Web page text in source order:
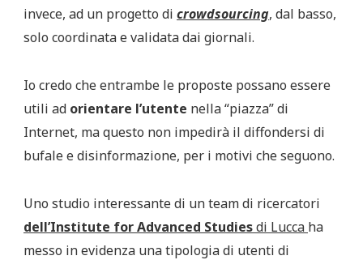
invece, ad un progetto di crowdsourcing, dal basso,
solo coordinata e validata dai giornali.
Io credo che entrambe le proposte possano essere
utili ad orientare l’utente nella “piazza” di
Internet, ma questo non impedirà il diffondersi di
bufale e disinformazione, per i motivi che seguono.
Uno studio interessante di un team di ricercatori
dell’Institute for Advanced Studiesdi Lucca ha
messo in evidenza una tipologia di utenti di